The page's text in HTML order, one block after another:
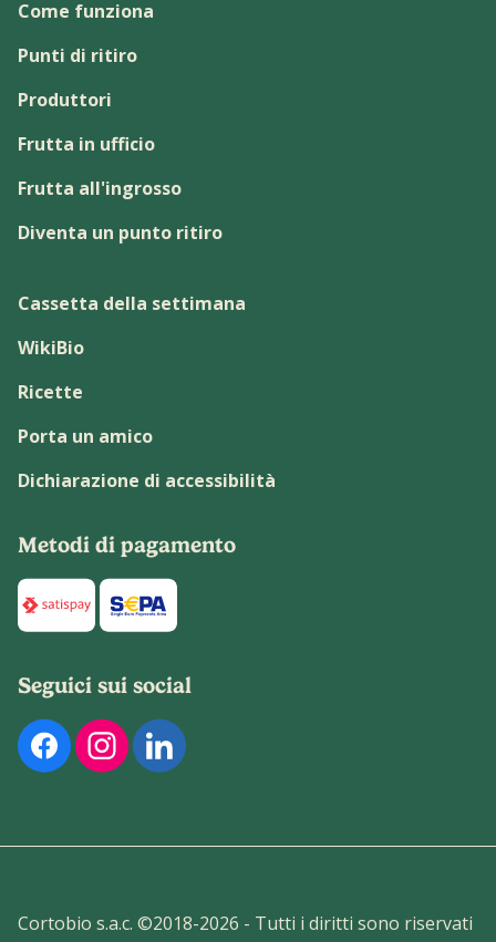
Come funziona
Punti di ritiro
Produttori
Frutta in ufficio
Frutta all'ingrosso
Diventa un punto ritiro
Cassetta della settimana
WikiBio
Ricette
Porta un amico
Dichiarazione di accessibilità
Metodi di pagamento
Di seguito sono elencati i metodi di pagamento
Seguici sui social
Di seguito sono elencati i nostri profili social ufficiali.
Cortobio s.a.c. ©2018-2026 - Tutti i diritti sono riservati